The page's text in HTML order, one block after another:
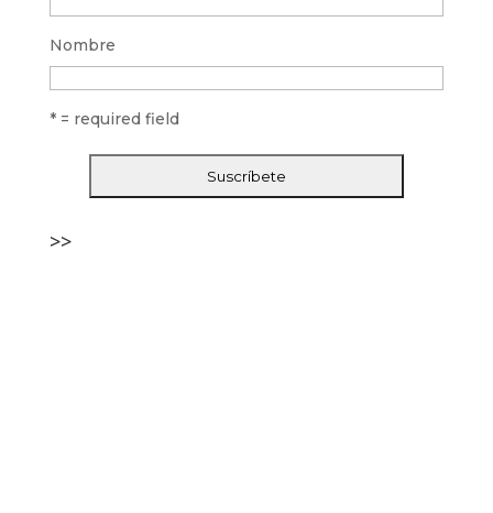
Nombre
* = required field
>>